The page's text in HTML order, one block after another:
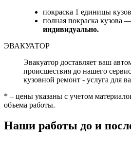
покраска 1 единицы
полная покраска кузова
индивидуально.
ЭВАКУАТОР
Эвакуатор доставляет ваш
происшествия до нашего
кузовной ремонт - услуга для
* – цены указаны с учетом
объема работы.
Наши работы до и